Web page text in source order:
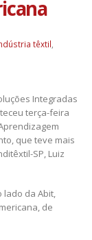
têxtil
Integradas
terça-feira
que teve mais
SP, Luiz
lado da Abit,
de